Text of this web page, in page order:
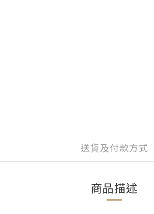
送貨及付款方式
商品描述